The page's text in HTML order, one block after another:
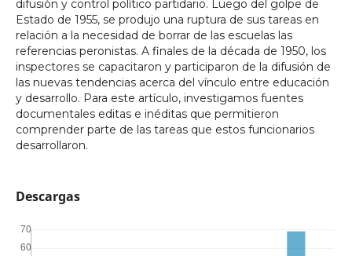
difusión y control político partidario. Luego del golpe de
Estado de 1955, se produjo una ruptura de sus tareas en
relación a la necesidad de borrar de las escuelas las
referencias peronistas. A finales de la década de 1950, los
inspectores se capacitaron y participaron de la difusión de
las nuevas tendencias acerca del vínculo entre educación
y desarrollo. Para este artículo, investigamos fuentes
documentales editas e inéditas que permitieron
comprender parte de las tareas que estos funcionarios
desarrollaron.
Descargas